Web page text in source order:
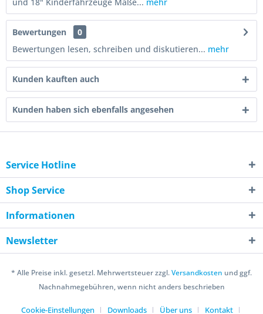
Bewertungen
0
Bewertungen lesen, schreiben und diskutieren... mehr
Kunden kauften auch
Kunden haben sich ebenfalls angesehen
Service Hotline
Shop Service
Informationen
Newsletter
* Alle Preise inkl. gesetzl. Mehrwertsteuer zzgl.Versandkosten und ggf.
Nachnahmegebühren, wenn nicht anders beschrieben
Cookie-Einstellungen Downloads Über uns Kontakt